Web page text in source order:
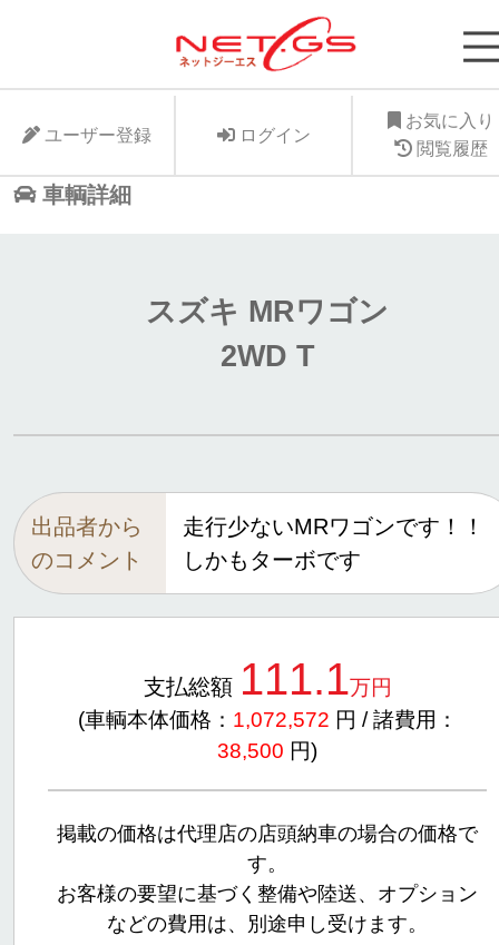
ネット・ジーエス株式会社が運営する中古車個人
支援サービスNet-GSのサイト。より安く中古車
に入れたい、より高くお手元の愛車を手放したい
ット・ジーエス株式会社はお客様が驚きの価格で
車個人売買が出来る支援に全力で取り組みます。
ユーザー登録 ログイン
お気に入り
閲覧履歴
車輌詳細
スズキ MRワゴン
2WD T
出品者から
のコメント
走行少ないMRワゴンです！！
しかもターボです
支払総額 111.1万円
(車輌本体価格： 1,072,572 円 / 諸費用：
38,500 円)
掲載の価格は代理店の店頭納車の場合の価格で
す。
お客様の要望に基づく整備や陸送、オプション
などの費用は、別途申し受けます。